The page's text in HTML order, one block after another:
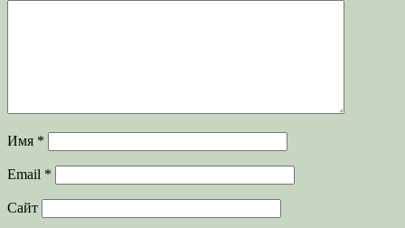
Имя *
Email *
Сайт